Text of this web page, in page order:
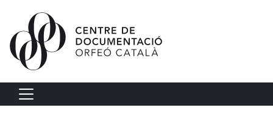
Vés al contingut
Navegació principal